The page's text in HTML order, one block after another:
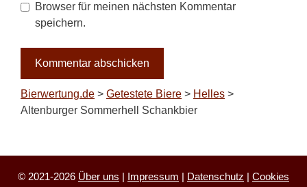
Browser für meinen nächsten Kommentar
speichern.
Bierwertung.de > Getestete Biere > Helles >
Altenburger Sommerhell Schankbier
© 2021-2026 Über uns | Impressum | Datenschutz | Cookies